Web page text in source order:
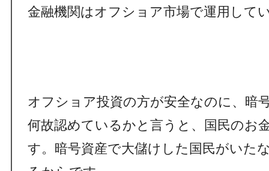
金融機関はオフショア市場で運用して
オフショア投資の方が安全なのに、暗
何故認めているかと言うと、国民のお
す。暗号資産で大儲けした国民がいた